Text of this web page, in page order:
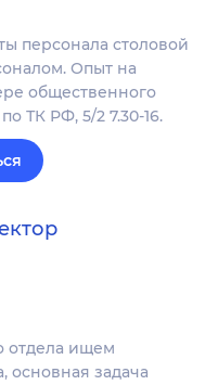
персонала столовой
Опыт на
общественного
ТК РФ, 5/2 7.30-16.
отдела ищем
основная задача